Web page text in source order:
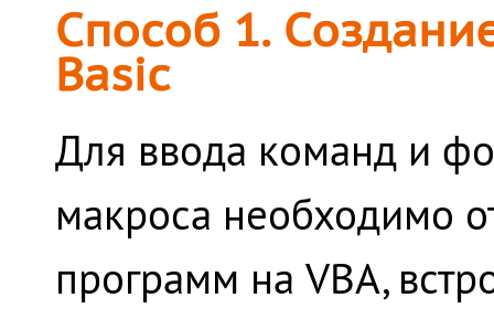
Способ 1.
Basic
Для ввода команд и
макроса необходимо
программ на VBA,